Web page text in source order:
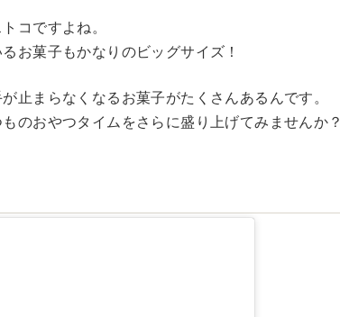
コですよね。
お菓子もかなりのビッグサイズ！
止まらなくなるお菓子がたくさんあるんです。
のおやつタイムをさらに盛り上げてみませんか？